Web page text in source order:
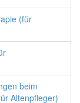
(für
beim
Altenpfleger)